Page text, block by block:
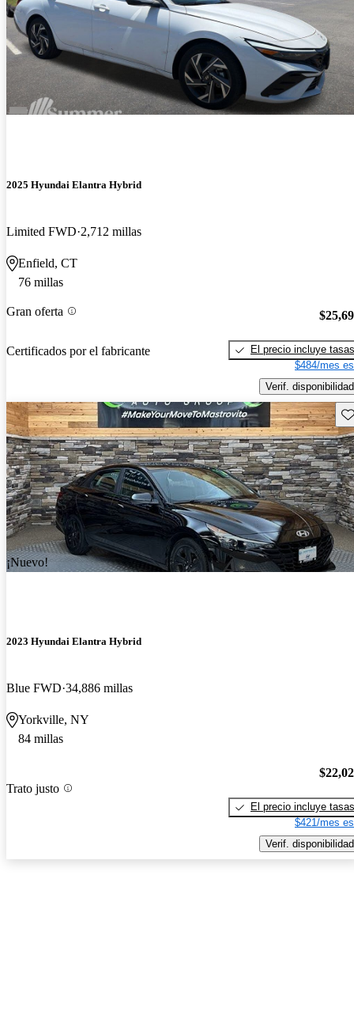
2025 Hyundai Elantra Hybrid
Limited FWD 2,712 millas
Enfield, CT
76 millas
Gran oferta
Certificados por el fabricante
El precio incluye tasas
$484/mes
Verif. disponibilidad
¡Nuevo!
2023 Hyundai Elantra Hybrid
Blue FWD 34,886 millas
Yorkville, NY
84 millas
Trato justo
El precio incluye tasas
$421/mes
Verif. disponibilidad